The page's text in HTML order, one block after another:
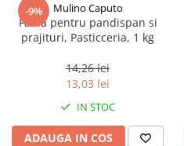
-9% Mulino Caputo
Faina pentru pandispan si
prajituri, Pasticceria, 1 kg
14,26 lei
13,03 lei
IN STOC
ADAUGA IN COS